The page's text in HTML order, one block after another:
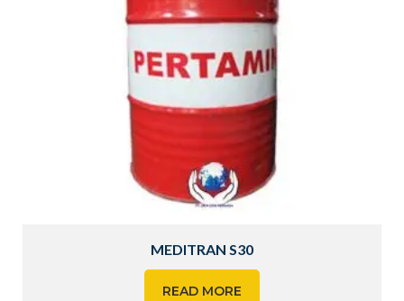
MEDITRAN S30
READ MORE